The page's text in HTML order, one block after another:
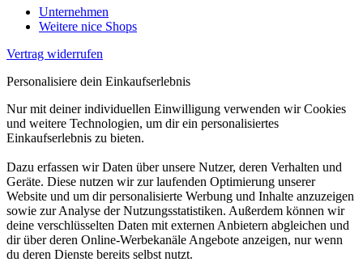
Unternehmen
Weitere nice Shops
Vertrag widerrufen
Personalisiere dein Einkaufserlebnis
Nur mit deiner individuellen Einwilligung verwenden wir Cookies
und weitere Technologien, um dir ein personalisiertes
Einkaufserlebnis zu bieten.
Dazu erfassen wir Daten über unsere Nutzer, deren Verhalten und
Geräte. Diese nutzen wir zur laufenden Optimierung unserer
Website und um dir personalisierte Werbung und Inhalte anzuzeigen
sowie zur Analyse der Nutzungsstatistiken. Außerdem können wir
deine verschlüsselten Daten mit externen Anbietern abgleichen und
dir über deren Online-Werbekanäle Angebote anzeigen, nur wenn
du deren Dienste bereits selbst nutzt.